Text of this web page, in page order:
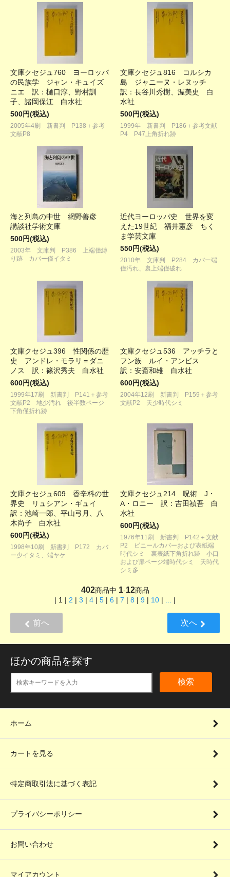
文庫クセジュ760 ヨーロッパ
の民族学 ジャン・キュイズ
ニエ 訳：樋口淳、野村訓
子、諸岡保江 白水社
500円(税込)
2005年4刷 新書判 P138＋参考
文献P8
文庫クセジュ816 コルシカ
島 ジャニーヌ・レヌッチ
訳：長谷川秀樹、渥美史 白
水社
500円(税込)
1999年 新書判 P186＋参考文献
P4 P47上角折れ跡
海と列島の中世 網野善彦
講談社学術文庫
500円(税込)
2003年 文庫判 P386 上端僅縛
り跡 カバー僅イタミ
近代ヨーロッパ史 世界を変
えた19世紀 福井憲彦 ちく
ま学芸文庫
550円(税込)
2010年 文庫判 P284 カバー端
僅汚れ、裏上端僅破れ
文庫クセジュ396 性関係の歴
史 アンドレ・モラリ＝ダニ
ノス 訳：篠沢秀夫 白水社
600円(税込)
1999年17刷 新書判 P141＋参考
文献P2 地少汚れ 後半数ページ
下角僅折れ跡
文庫クセジュ536 アッチラと
フン族 ルイ・アンビス
訳：安斎和雄 白水社
600円(税込)
2004年12刷 新書判 P159＋参考
文献P2 天少時代シミ
文庫クセジュ609 香辛料の世
界史 リュシアン・ギュイ
訳：池崎一郎、平山弓月、八
木尚子 白水社
600円(税込)
1998年10刷 新書判 P172 カバ
ー少イタミ、端ヤケ
文庫クセジュ214 呪術 J・
A・ロニー 訳：吉田禎吾 白
水社
600円(税込)
1976年11刷 新書判 P142＋文献
P2 ビニールカバーおよび表紙端
時代シミ 裏表紙下角折れ跡 小口
および扉ページ端時代シミ 天時代
シミ多
402商品中 1-12商品
| 1 | 2 | 3 | 4 | 5 | 6 | 7 | 8 | 9 | 10 | ... |
前へ 次へ
ほかの商品を探す
検索
ホーム
カートを見る
特定商取引法に基づく表記
プライバシーポリシー
お問い合わせ
マイアカウント